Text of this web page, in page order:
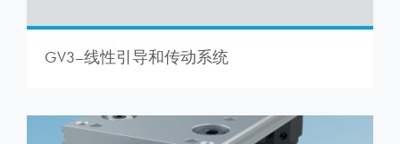
GV3–线性引导和传动系统